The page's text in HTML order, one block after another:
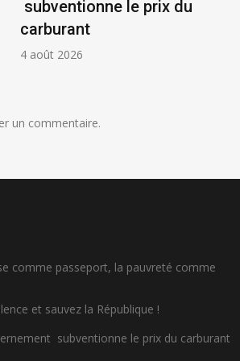
subventionne le prix du
carburant
4 août 2026
un commentaire.
comme passeport, la pauvreté comme
et sauvez la République !
subventionne le prix du carburant